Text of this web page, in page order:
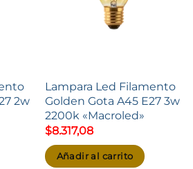
2w
Lampara Led Filamento
Golden Gota A45 E27 3w
2200k «Macroled»
$8.317,08
Añadir al carrito